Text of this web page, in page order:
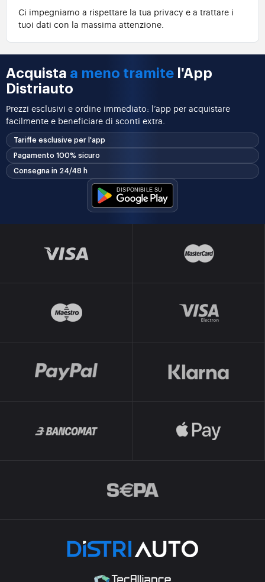
Ci impegniamo a rispettare la tua privacy e a trattare i
tuoi dati con la massima attenzione.
Acquista a meno tramite l'App
Distriauto
Prezzi esclusivi e ordine immediato: l’app per acquistare
facilmente e beneficiare di sconti extra.
Tariffe esclusive per l'app
Pagamento 100% sicuro
Consegna in 24/48 h